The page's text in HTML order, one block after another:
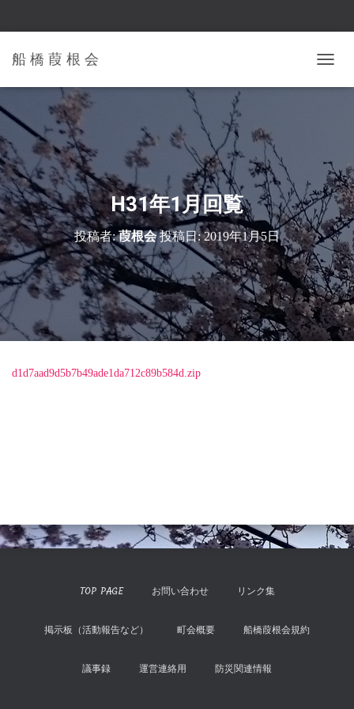
船 橋 葭 根 会
ビ
ン
を
切
り
替
え
H31年1月回覧
投稿者:葭根会投稿日:2019年1月5日
d1d7aad9d5b7b49ade1da712c89b584d.zip
TOP PAGE お問い合わせ リンク集
掲示板（活動報告など） 町会概要 船橋葭根会規約
議事録 運営連絡用 防災関連情報